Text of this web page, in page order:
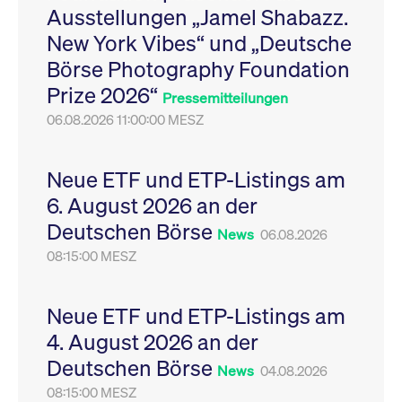
Ausstellungen „Jamel Shabazz.
New York Vibes“ und „Deutsche
Börse Photography Foundation
Prize 2026“ Pressemitteilungen
06.08.2026 11:00:00 MESZ
Neue ETF und ETP-Listings am
6. August 2026 an der
Deutschen Börse News 06.08.2026
08:15:00 MESZ
Neue ETF und ETP-Listings am
4. August 2026 an der
Deutschen Börse News 04.08.2026
08:15:00 MESZ
Leistung der Website
zu messen. Es handelt
sich um ein Muster-
Cookie, bei dem auf
das Präfix _pk_ses
eine kurze Reihe von
VISITOR_PRIVACY_METADATA
YouTube
.youtube.com
6
Monate
Dieses Cookie dient
Speicherung der
Einwilligungs- und
des Nutzers für ihre
Interaktion mit der
Sitzungen geehrt